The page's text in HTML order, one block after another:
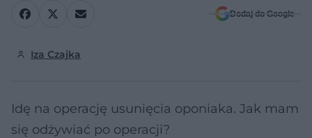
Dodaj do Google
Iza Czajka
Idę na operację usunięcia oponiaka. Jak mam
się odżywiać po operacji?